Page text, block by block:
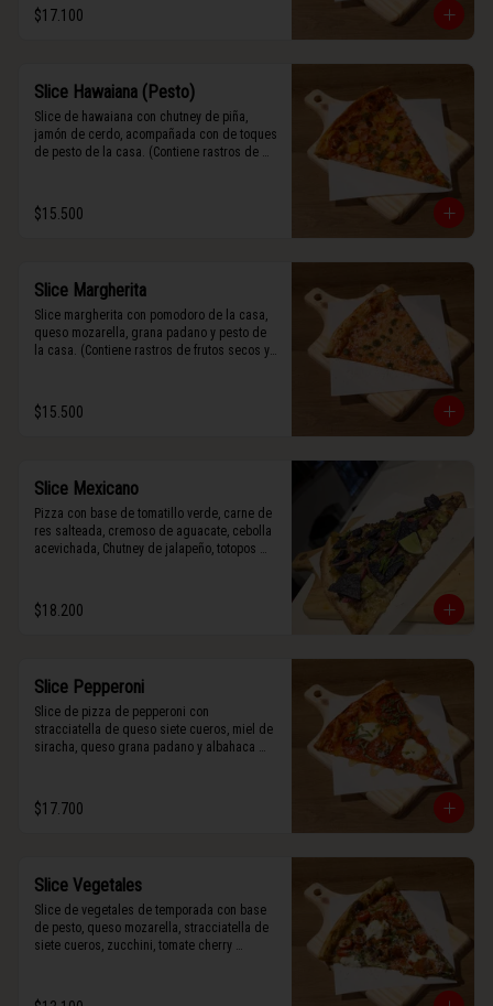
$17.100
Slice Hawaiana (Pesto)
Slice de hawaiana con chutney de piña,
jamón de cerdo, acompañada con de toques
de pesto de la casa. (Contiene rastros de
$15.500
Slice Margherita
Slice margherita con pomodoro de la casa,
queso mozarella, grana padano y pesto de
la casa. (Contiene rastros de frutos secos y
$15.500
Slice Mexicano
Pizza con base de tomatillo verde, carne de
res salteada, cremoso de aguacate, cebolla
acevichada, Chutney de jalapeño, totopos
$18.200
Slice Pepperoni
Slice de pizza de pepperoni con
stracciatella de queso siete cueros, miel de
siracha, queso grana padano y albahaca
$17.700
Slice Vegetales
Slice de vegetales de temporada con base
de pesto, queso mozarella, stracciatella de
siete cueros, zucchini, tomate cherry
fresca.